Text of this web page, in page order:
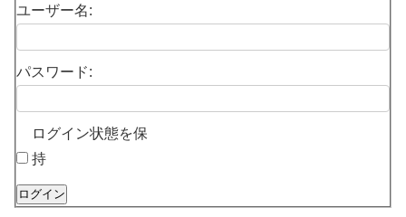
ユーザー名:
パスワード:
ログイン状態を保
持
ログイン